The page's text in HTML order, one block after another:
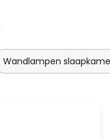
Wandlampen